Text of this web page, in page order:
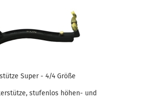
Super - 4/4 Größe
stufenlos höhen- und